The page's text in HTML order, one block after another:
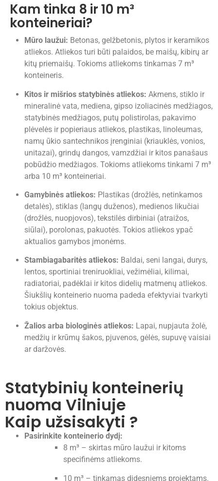
Kam tinka 8 ir 10 m³
konteineriai?
Mūro laužui: Betonas, gelžbetonis, plytos ir keramikos
atliekos. Atliekos turi būti palaidos, be maišų, kibirų ar
kitų priemaišų. Tokioms atliekoms tinkamas 7 m³
konteineris.
Kitos ir mišrios statybinės atliekos: Akmens, stiklo ir
mineralinė vata, mediena, gipso izoliacinės medžiagos,
statybinės medžiagos, putų polistirolas, pakavimo
plėvelės ir popieriaus atliekos, plastikas, linoleumas,
namų ūkio santechnikos įrenginiai (kriauklės, vonios,
unitazai), grindų dangos, vamzdžiai ir kitos panašaus
pobūdžio medžiagos. Tokioms atliekoms tinkami 7 m³
arba 10 m³ konteineriai.
Gamybinės atliekos: Plastikas (drožlės, netinkamos
detalės), stiklas (langų duženos), medienos likučiai
(drožlės, nuopjovos), tekstilės dirbiniai (atraižos,
siūlai), porolonas, pakuotės. Tokios atliekos ypač
aktualios gamybos įmonėms.
Stambiagabaritės atliekos: Baldai, seni langai, durys,
lentos, sportiniai treniruokliai, vežimėliai, kilimai,
radiatoriai, padėklai ir kitos didelių matmenų atliekos.
Šiukšlių konteinerio nuoma padeda efektyviai tvarkyti
tokius objektus.
Žalios arba biologinės atliekos: Lapai, nupjauta žolė,
medžių ir krūmų šakos, pjuvenos, gėlės, supuvę vaisiai
ar daržovės.
Statybinių konteinerių
nuoma Vilniuje
Kaip užsisakyti ?
Pasirinkite konteinerio dydį:
8 m³ – skirtas mūro laužui ir kitoms
specifinėms atliekoms.
10 m³ – tinkamas didesniems projektams.